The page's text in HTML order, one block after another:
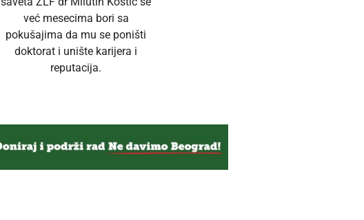
već mesecima bori sa
pokušajima da mu se poništi
doktorat i unište karijera i
reputacija.